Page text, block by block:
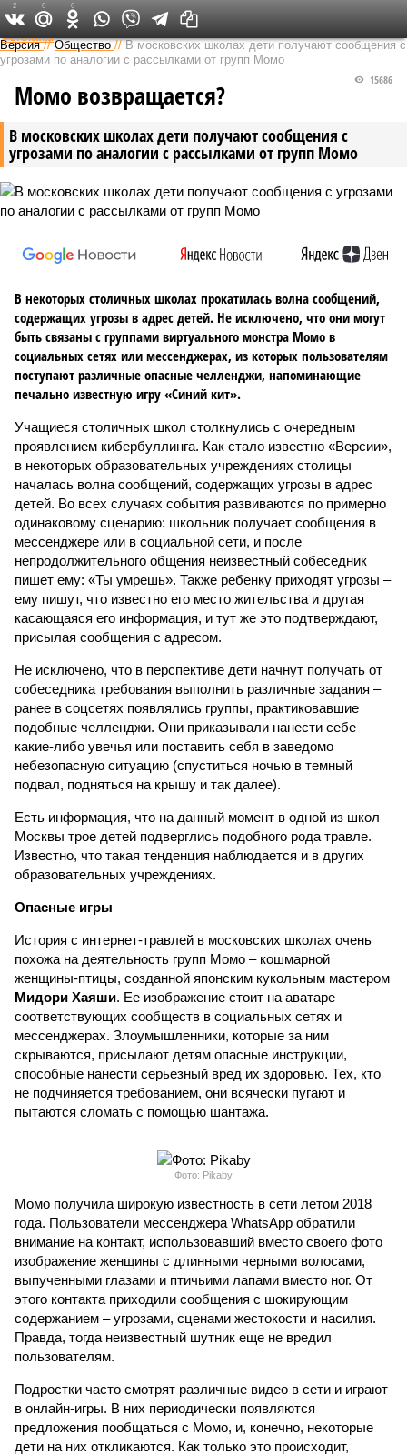
Федеральный выпуск
Версия //Общество //В московских школах дети получают сообщения с
угрозами по аналогии с рассылками от групп Момо
В московских школах дети получают сообщения с
угрозами по аналогии с рассылками от групп Момо
15686
Момо возвращается?
В некоторых столичных школах прокатилась волна сообщений,
содержащих угрозы в адрес детей. Не исключено, что они могут
быть связаны с группами виртуального монстра Момо в
социальных сетях или мессенджерах, из которых пользователям
поступают различные опасные челленджи, напоминающие
печально известную игру «Синий кит».
Учащиеся столичных школ столкнулись с очередным
проявлением кибербуллинга. Как стало известно «Версии»,
в некоторых образовательных учреждениях столицы
началась волна сообщений, содержащих угрозы в адрес
детей. Во всех случаях события развиваются по примерно
одинаковому сценарию: школьник получает сообщения в
мессенджере или в социальной сети, и после
непродолжительного общения неизвестный собеседник
пишет ему: «Ты умрешь». Также ребенку приходят угрозы –
ему пишут, что известно его место жительства и другая
касающаяся его информация, и тут же это подтверждают,
присылая сообщения с адресом.
Не исключено, что в перспективе дети начнут получать от
собеседника требования выполнить различные задания –
ранее в соцсетях появлялись группы, практиковавшие
подобные челленджи. Они приказывали нанести себе
какие-либо увечья или поставить себя в заведомо
небезопасную ситуацию (спуститься ночью в темный
подвал, подняться на крышу и так далее).
Есть информация, что на данный момент в одной из школ
Москвы трое детей подверглись подобного рода травле.
Известно, что такая тенденция наблюдается и в других
образовательных учреждениях.
Опасные игры
История с интернет-травлей в московских школах очень
похожа на деятельность групп Момо – кошмарной
женщины-птицы, созданной японским кукольным мастером
Мидори Хаяши. Ее изображение стоит на аватаре
соответствующих сообществ в социальных сетях и
мессенджерах. Злоумышленники, которые за ним
скрываются, присылают детям опасные инструкции,
способные нанести серьезный вред их здоровью. Тех, кто
не подчиняется требованием, они всячески пугают и
пытаются сломать с помощью шантажа.
Фото: Pikaby
Момо получила широкую известность в сети летом 2018
года. Пользователи мессенджера WhatsApp обратили
внимание на контакт, использовавший вместо своего фото
изображение женщины с длинными черными волосами,
выпученными глазами и птичьими лапами вместо ног. От
этого контакта приходили сообщения с шокирующим
содержанием – угрозами, сценами жестокости и насилия.
Правда, тогда неизвестный шутник еще не вредил
пользователям.
Подростки часто смотрят различные видео в сети и играют
в онлайн-игры. В них периодически появляются
предложения пообщаться с Момо, и, конечно, некоторые
дети на них откликаются. Как только это происходит,
2 0 0